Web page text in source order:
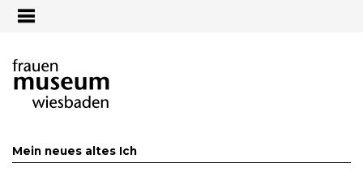
Mein neues altes Ich